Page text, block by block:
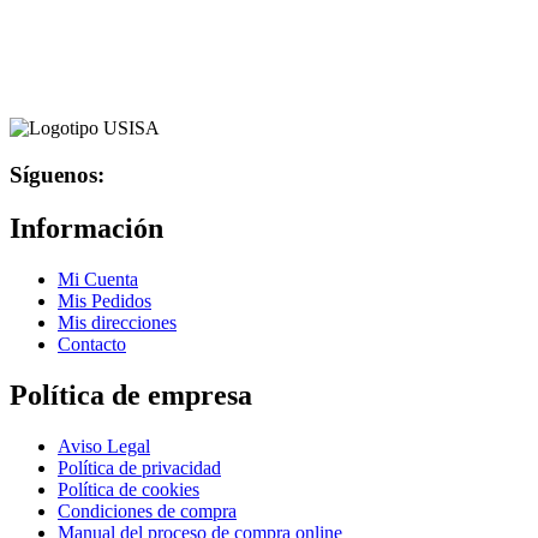
la
Síguenos:
Información
Mi Cuenta
Mis Pedidos
Mis direcciones
Contacto
Política de empresa
Aviso Legal
Política de privacidad
Política de cookies
Condiciones de compra
Manual del proceso de compra online